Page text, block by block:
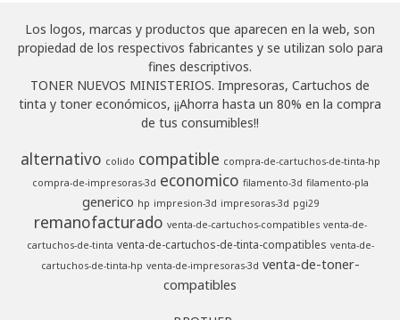
Los logos, marcas y productos que aparecen en la web, son
propiedad de los respectivos fabricantes y se utilizan solo para
fines descriptivos.
TONER NUEVOS MINISTERIOS. Impresoras, Cartuchos de
tinta y toner económicos, ¡¡Ahorra hasta un 80% en la compra
de tus consumibles!!
alternativo colido compatible compra-de-cartuchos-de-tinta-hp
compra-de-impresoras-3d economico filamento-3d filamento-pla
generico hp impresion-3d impresoras-3d pgi29
remanofacturado venta-de-cartuchos-compatibles venta-de-
cartuchos-de-tinta venta-de-cartuchos-de-tinta-compatibles venta-de-
cartuchos-de-tinta-hp venta-de-impresoras-3d venta-de-toner-
compatibles